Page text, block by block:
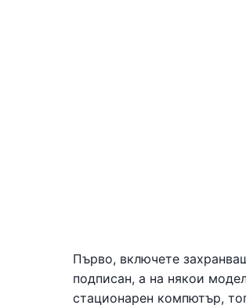
Първо, включете
подписан, а на някои
стационарен компютър,